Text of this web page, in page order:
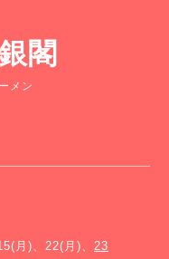
閣
メン
月)、22(月)、 23